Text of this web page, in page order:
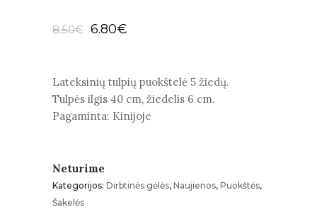
8.50€ Original
8.50€.
6.80€
6.80€.
Lateksinių tulpių puokštelė 5 žiedų.
Tulpės ilgis 40 cm, žiedelis 6 cm.
Pagaminta: Kinijoje
Neturime
Kategorijos: Dirbtinės gėlės, Naujienos, Puokštės,
Šakelės